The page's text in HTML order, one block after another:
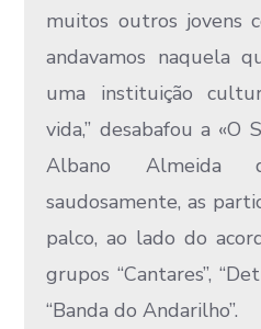
muitos outros jovens
andavamos naquela
uma instituição
vida,” desabafou a «O
Albano Almeida
saudosamente, as
palco, ao lado do
grupos “Cantares”,
“Banda do Andarilho”.